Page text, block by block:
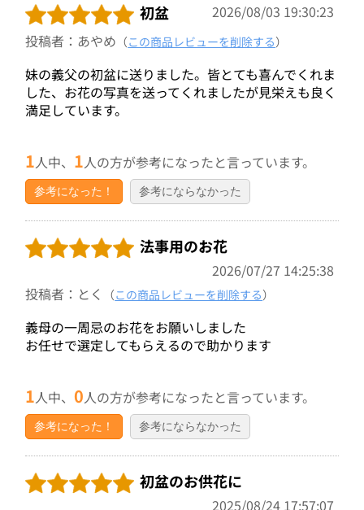
初盆
2026/08/03 19:30:23
投稿者：あやめ （この商品レビューを削除する）
妹の義父の初盆に送りました。皆とても喜んでくれま
した、お花の写真を送ってくれましたが見栄えも良く
満足しています。
1人中、 1人の方が参考になったと言っています。
参考になった！ 参考にならなかった
法事用のお花
2026/07/27 14:25:38
投稿者：とく
（この商品レビューを削除する）
義母の一周忌のお花をお願いしました
お任せで選定してもらえるので助かります
1人中、0人の方が参考になったと言っています。
参考になった！ 参考にならなかった
初盆のお供花に
2025/08/24 17:57:07